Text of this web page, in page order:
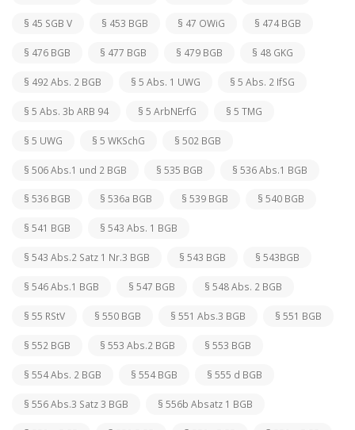
§ 45 SGB V § 453 BGB § 47 OWiG § 474 BGB
§ 476 BGB § 477 BGB § 479 BGB § 48 GKG
§ 492 Abs. 2 BGB § 5 Abs. 1 UWG § 5 Abs. 2 IfSG
§ 5 Abs. 3b ARB 94 § 5 ArbNErfG § 5 TMG
§ 5 UWG § 5 WKSchG § 502 BGB
§ 506 Abs.1 und 2 BGB § 535 BGB § 536 Abs.1 BGB
§ 536 BGB § 536a BGB § 539 BGB § 540 BGB
§ 541 BGB § 543 Abs. 1 BGB
§ 543 Abs.2 Satz 1 Nr.3 BGB § 543 BGB § 543BGB
§ 546 Abs.1 BGB § 547 BGB § 548 Abs. 2 BGB
§ 55 RStV § 550 BGB § 551 Abs.3 BGB § 551 BGB
§ 552 BGB § 553 Abs.2 BGB § 553 BGB
§ 554 Abs. 2 BGB § 554 BGB § 555 d BGB
§ 556 Abs.3 Satz 3 BGB § 556b Absatz 1 BGB